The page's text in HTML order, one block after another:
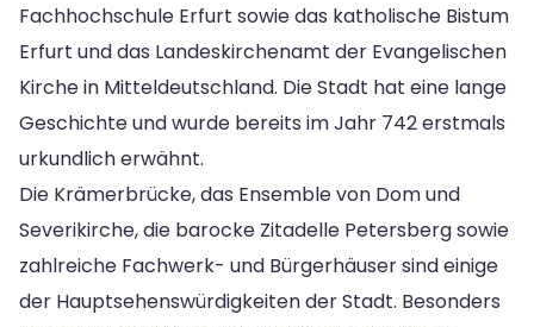
Fachhochschule Erfurt sowie das katholische Bistum
Erfurt und das Landeskirchenamt der Evangelischen
Kirche in Mitteldeutschland. Die Stadt hat eine lange
Geschichte und wurde bereits im Jahr 742 erstmals
urkundlich erwähnt.
Die Krämerbrücke, das Ensemble von Dom und
Severikirche, die barocke Zitadelle Petersberg sowie
zahlreiche Fachwerk- und Bürgerhäuser sind einige
der Hauptsehenswürdigkeiten der Stadt. Besonders